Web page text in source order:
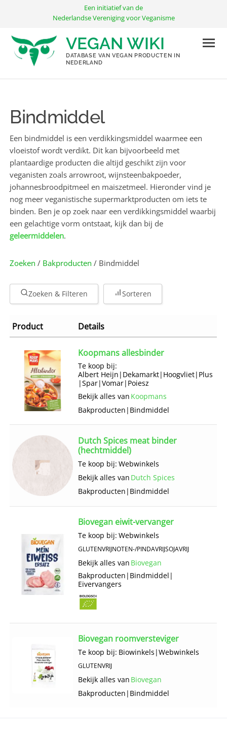
inhoud
Een initiatief van de
Nederlandse Vereniging voor Veganisme
VEGAN WIKI
DATABASE VAN VEGAN PRODUCTEN IN
NEDERLAND
Bindmiddel
Een bindmiddel is een verdikkingsmiddel waarmee een
vloeistof wordt verdikt. Dit kan bijvoorbeeld met
plantaardige producten die altijd geschikt zijn voor
veganisten zoals arrowroot, wijnsteenbakpoeder,
johannesbroodpitmeel en maiszetmeel. Hieronder vind je
nog meer veganistische supermarktproducten om iets te
binden. Ben je op zoek naar een verdikkingsmiddel waarbij
een gelachtige vorm ontstaat, kijk dan bij de
geleermiddelen.
Zoeken / Bakproducten / Bindmiddel
Zoeken & Filteren Sorteren
Product Details
Koopmans allesbinder
Te koop bij:
Albert Heijn | Dekamarkt| Hoogvliet| Plus
|Spar|Vomar| Poiesz
Bekijk alles van Koopmans
Bakproducten | Bindmiddel
Dutch Spices meat binder
(hechtmiddel)
Te koop bij: Webwinkels
Bekijk alles van Dutch Spices
Bakproducten | Bindmiddel
Biovegan eiwit-vervanger
Te koop bij: Webwinkels
GLUTENVRIJNOTEN-/PINDAVRIJSOJAVRIJ
Bekijk alles van Biovegan
Bakproducten | Bindmiddel |
Eivervangers
Biovegan roomversteviger
Te koop bij: Biowinkels |Webwinkels
GLUTENVRIJ
Bekijk alles van Biovegan
Bakproducten | Bindmiddel